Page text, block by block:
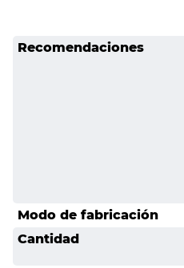
Recomendaciones
Modo de fabricación
Cantidad